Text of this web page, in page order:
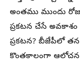
అంతము ముందు
ప్రకటన చేసే
ప్రకటన? బీజేపీలో
కొంతకాలంగా ఆలోచన